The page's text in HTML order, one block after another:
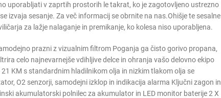
uporabljati v zaprtih prostorih le takrat, ko je zagotovljeno ustrezno
izvaja sesanje. Za več informacij se obrnite na nas.Ohišje te sesalne
za lažje nalaganje in premikanje, ko kolesa niso uporabljena.
prazni z vizualnim filtrom Poganja ga čisto gorivo propana,
celo najnevarnejše vdihljive delce in ohranja vašo delovno ekipo
KM s standardnim hladilnikom olja in nizkim tlakom olja se
O2 senzorji, samodejni izklop in indikacija alarma Ključni zagon in
akumulatorski polnilec za akumulator in LED monitor baterije 2 X